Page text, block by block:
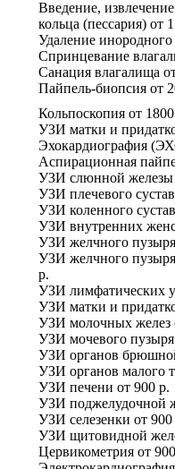
Введение,
кольца (пессария) от
Удаление инородного
Спринцевание
Санация влагалища
Пайпель-биопсия от
Кольпоскопия от
УЗИ матки и
Эхокардиография
Аспирационная
УЗИ слюнной железы
УЗИ плечевого
УЗИ коленного
УЗИ внутренних
УЗИ желчного пузыря
УЗИ желчного
р.
УЗИ лимфатических
УЗИ матки и
УЗИ молочных желез
УЗИ мочевого пузыря
УЗИ органов
УЗИ органов малого
УЗИ печени от 900 р.
УЗИ поджелудочной
УЗИ селезенки от 900
УЗИ щитовидной
Цервикометрия от